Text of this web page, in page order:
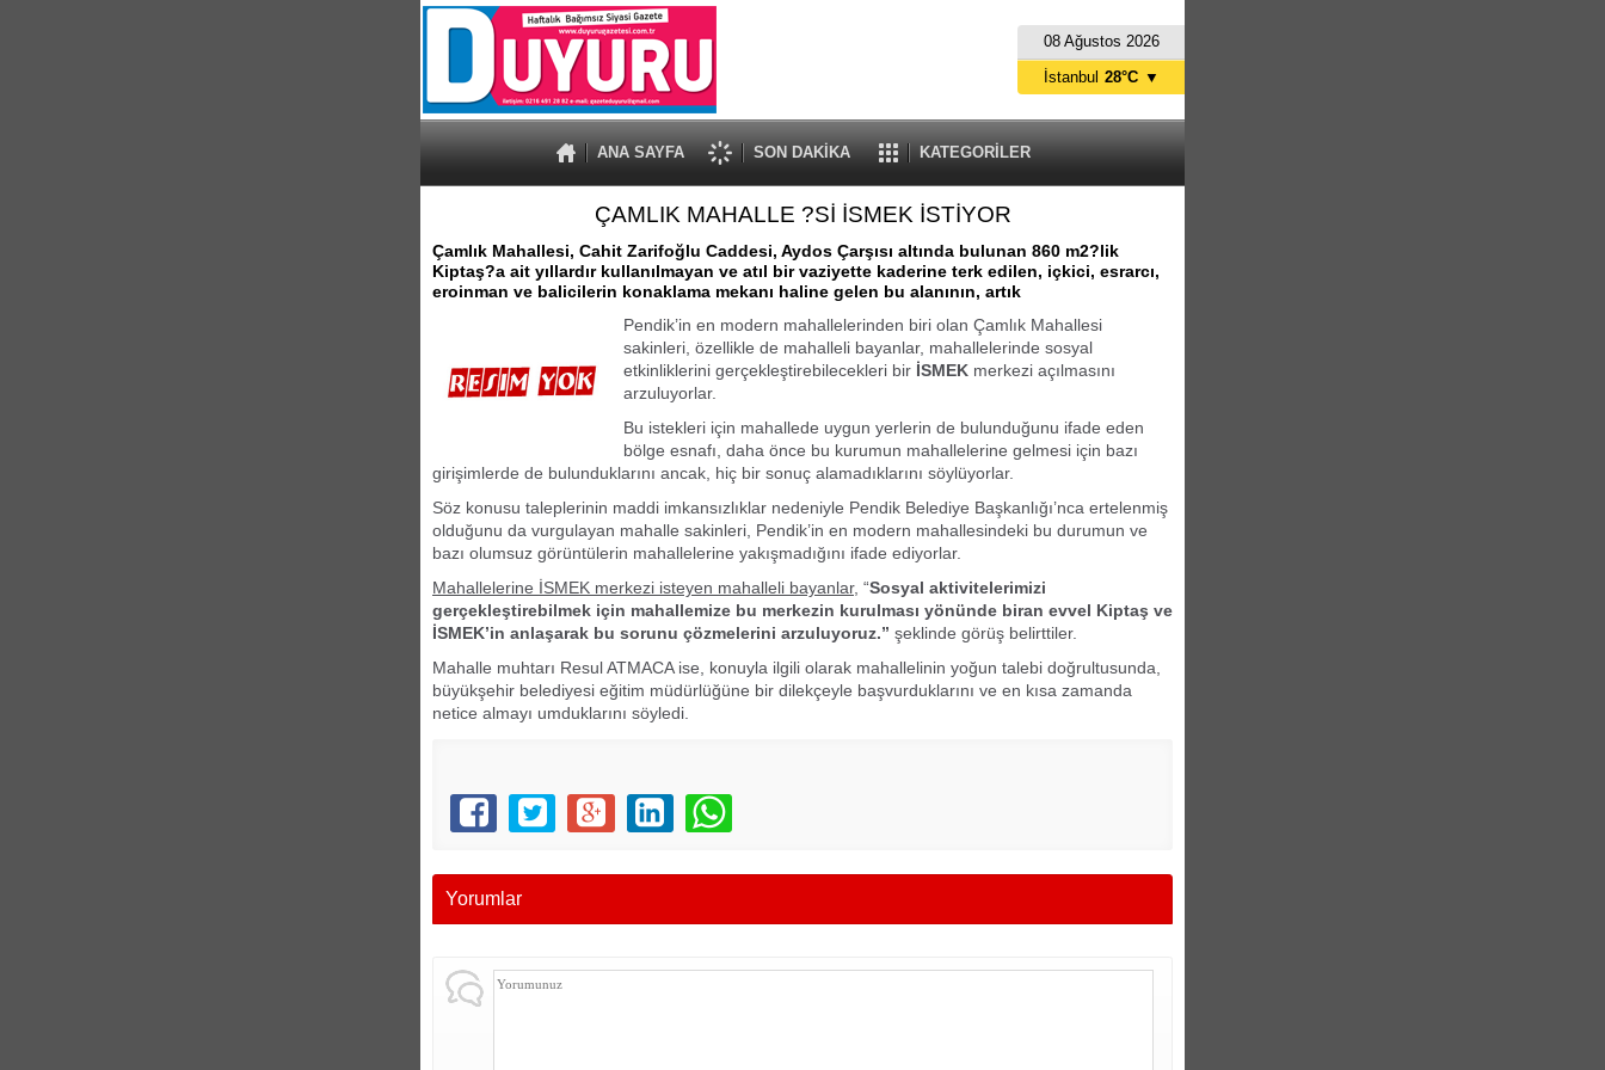
08 Ağustos 2026
ANA SAYFA SON DAKİKA KATEGORİLER
İstanbul 28°C ▼
ÇAMLIK MAHALLE ?Sİ İSMEK İSTİYOR
Çamlık Mahallesi, Cahit Zarifoğlu Caddesi, Aydos Çarşısı altında bulunan 860 m2?lik
Kiptaş?a ait yıllardır kullanılmayan ve atıl bir vaziyette kaderine terk edilen, içkici, esrarcı,
eroinman ve balicilerin konaklama mekanı haline gelen bu alanının, artık
Pendik’in en modern mahallelerinden biri olan Çamlık Mahallesi
sakinleri, özellikle de mahalleli bayanlar, mahallelerinde sosyal
etkinliklerini gerçekleştirebilecekleri bir İSMEK merkezi açılmasını
arzuluyorlar.
Bu istekleri için mahallede uygun yerlerin de bulunduğunu ifade eden
bölge esnafı, daha önce bu kurumun mahallelerine gelmesi için bazı
girişimlerde de bulunduklarını ancak, hiç bir sonuç alamadıklarını söylüyorlar.
Söz konusu taleplerinin maddi imkansızlıklar nedeniyle Pendik Belediye Başkanlığı’nca ertelenmiş
olduğunu da vurgulayan mahalle sakinleri, Pendik’in en modern mahallesindeki bu durumun ve
bazı olumsuz görüntülerin mahallelerine yakışmadığını ifade ediyorlar.
Mahallelerine İSMEK merkezi isteyen mahalleli bayanlar, “Sosyal aktivitelerimizi
gerçekleştirebilmek için mahallemize bu merkezin kurulması yönünde biran evvel Kiptaş ve
İSMEK’in anlaşarak bu sorunu çözmelerini arzuluyoruz.” şeklinde görüş belirttiler.
Mahalle muhtarı Resul ATMACA ise, konuyla ilgili olarak mahallelinin yoğun talebi doğrultusunda,
büyükşehir belediyesi eğitim müdürlüğüne bir dilekçeyle başvurduklarını ve en kısa zamanda
netice almayı umduklarını söyledi.
Yorumlar